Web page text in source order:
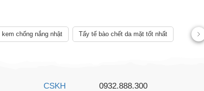
kem chống nắng nhật Tẩy tế bào chết da mặt tốt nhất
CSKH 0932.888.300